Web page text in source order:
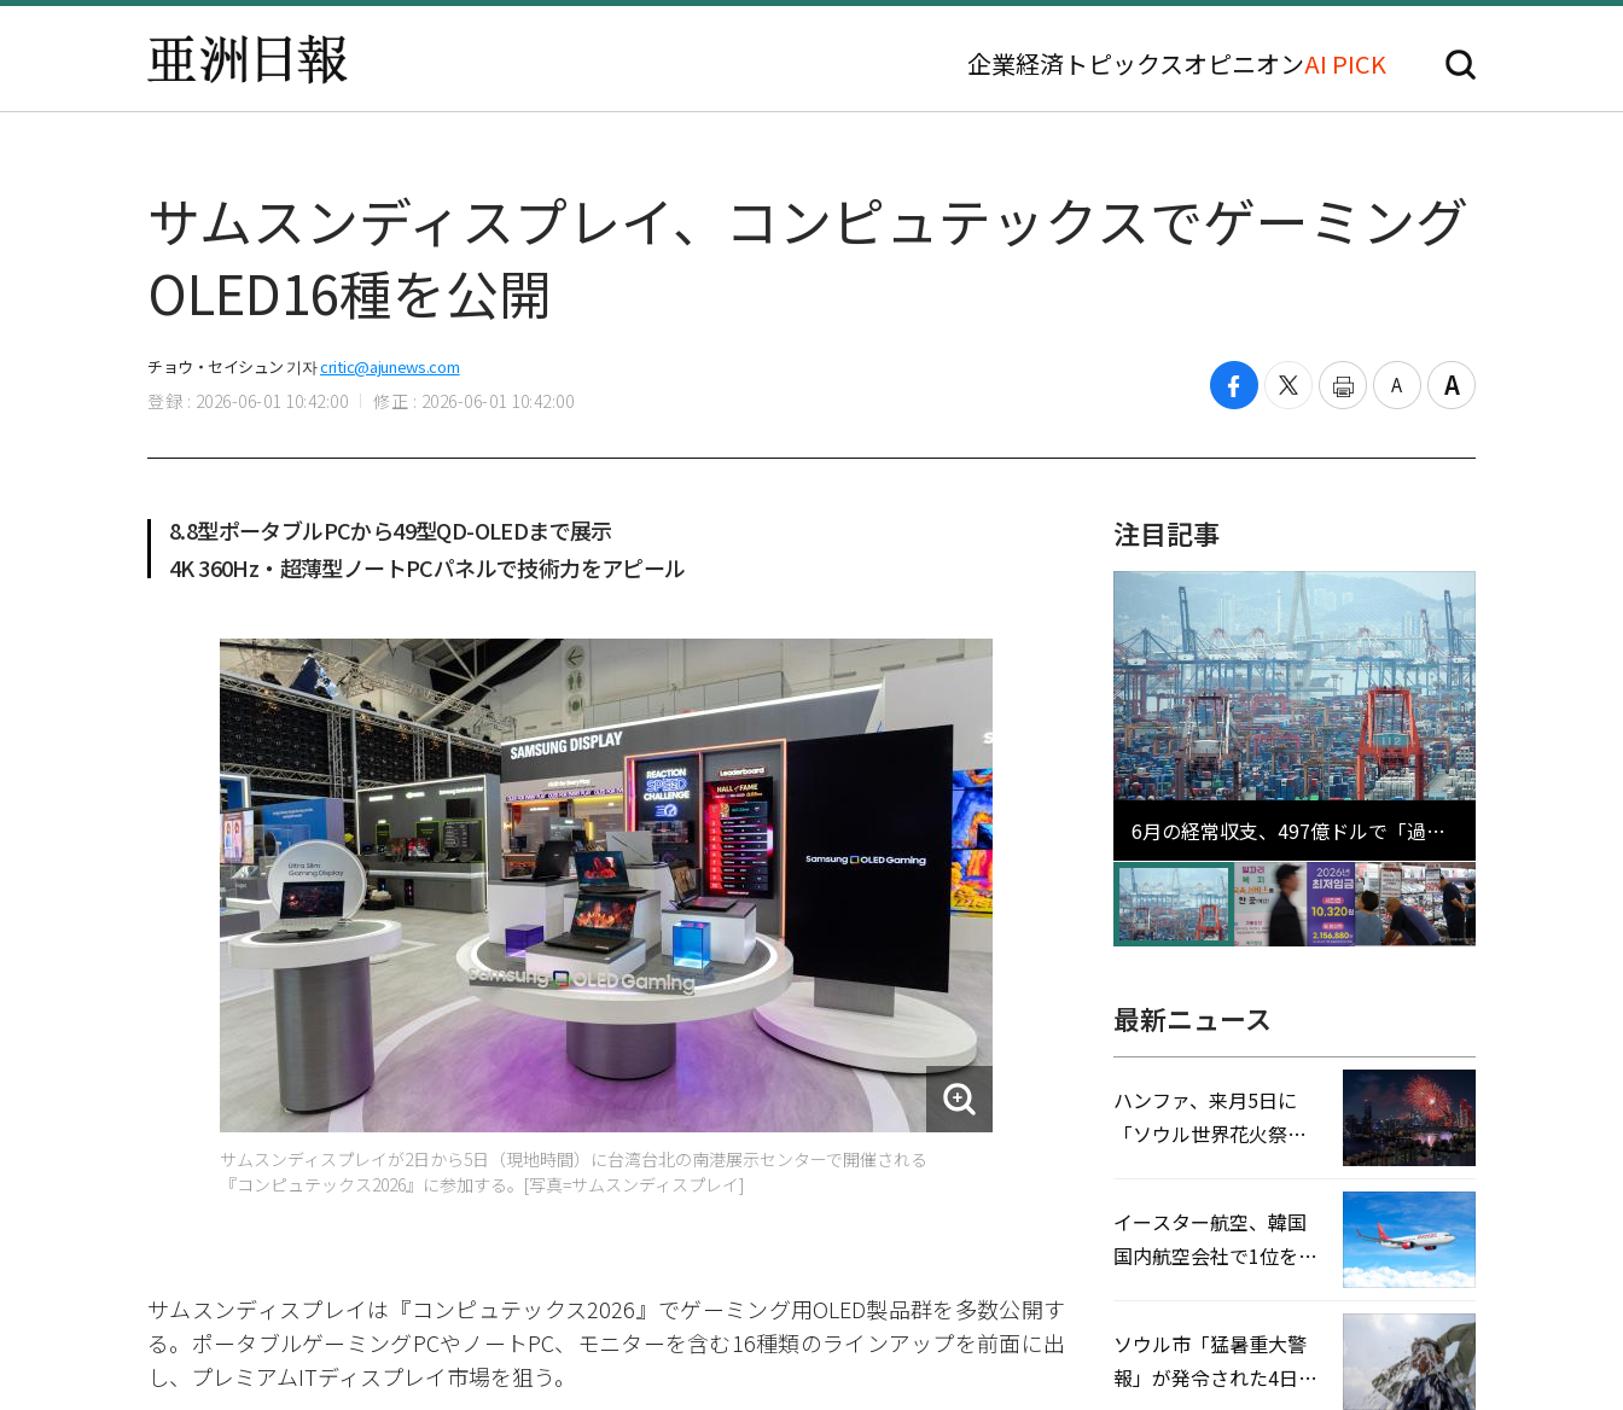
企業経済 トピックスオピニオンAI PICK
サムスンディスプレイ、コンピュテックスでゲーミング
OLED16種を公開
チョウ・セイシュン 기자critic@ajunews.com
登録 : 2026-06-01 10:42:00 修正 : 2026-06-01 10:42:00
8.8型ポータブルPCから49型QD-OLEDまで展示
4K 360Hz・超薄型ノートPCパネルで技術力をアピール
サムスンディスプレイが2日から5日（現地時間）に台湾台北の南港展示センターで開催される
『コンピュテックス2026』に参加する。[写真=サムスンディスプレイ]
サムスンディスプレイは『コンピュテックス2026』でゲーミング用OLED製品群を多数公開す
る。ポータブルゲーミングPCやノートPC、モニターを含む16種類のラインアップを前面に出
し、プレミアムITディスプレイ市場を狙う。
注目記事
6月の経常収支、497億ドルで「過去
最大」…輸出が初の1000億ドル突破
最新ニュース
ハンファ、来月5日に
「ソウル世界花火祭り
イースター航空、韓国
国内航空会社で1位を記
ソウル市「猛暑重大警
報」が発令された4日、